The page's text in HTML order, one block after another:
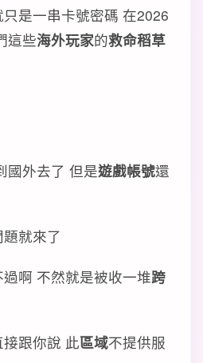
是一串卡號密碼 在2026
這些海外玩家的救命稻草
國外去了 但是遊戲帳號還
就來了
過啊 不然就是被收一堆跨
接跟你說 此區域不提供服